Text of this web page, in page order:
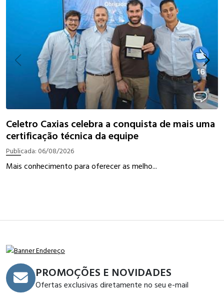
Celetro Caxias celebra a conquista de mais uma
certificação técnica da equipe
Publicada: 06/08/2026
Mais conhecimento para oferecer as melho...
PROMOÇÕES E NOVIDADES
Ofertas exclusivas diretamente no seu e-mail